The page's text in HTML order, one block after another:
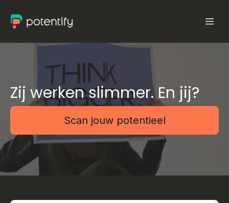
Zij werken slimmer. En jij?
Scan jouw potentieel